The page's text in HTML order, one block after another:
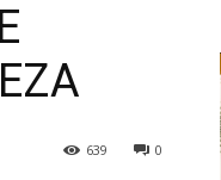
0
639